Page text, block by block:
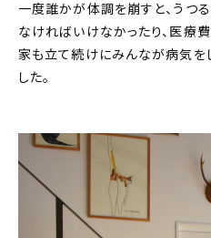
一度誰かが体調を崩すと、うつ
なければいけなかったり、医療
家も立て続けにみんなが病気を
した。